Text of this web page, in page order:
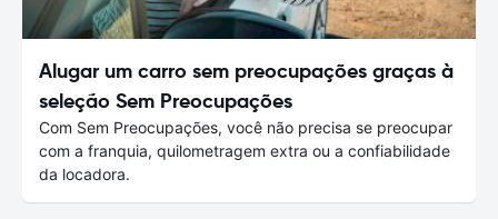
Alugar um carro sem preocupações graças à
seleção Sem Preocupações
Com Sem Preocupações, você não precisa se preocupar
com a franquia, quilometragem extra ou a confiabilidade
da locadora.